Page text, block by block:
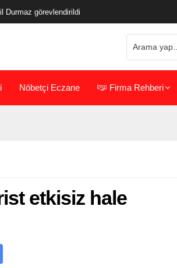
Durmaz görevlendirildi
Nöbetçi Eczane Firma Rehberi
etkisiz hale